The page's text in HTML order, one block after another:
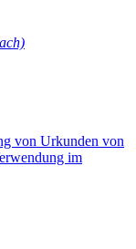
von Urkunden von
im